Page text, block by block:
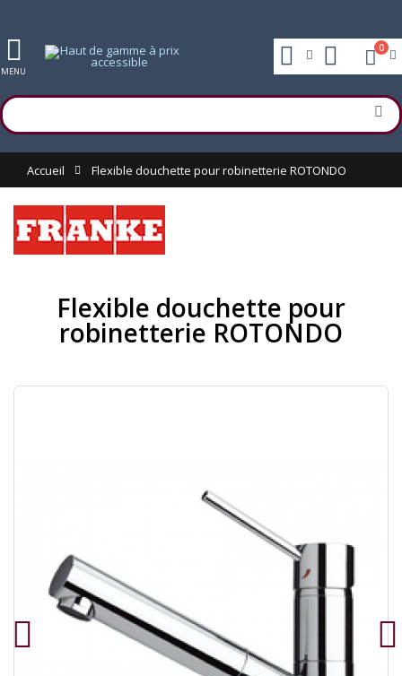
MENU
0
Accueil Flexible douchette pour robinetterie ROTONDO
Flexible douchette pour
robinetterie ROTONDO